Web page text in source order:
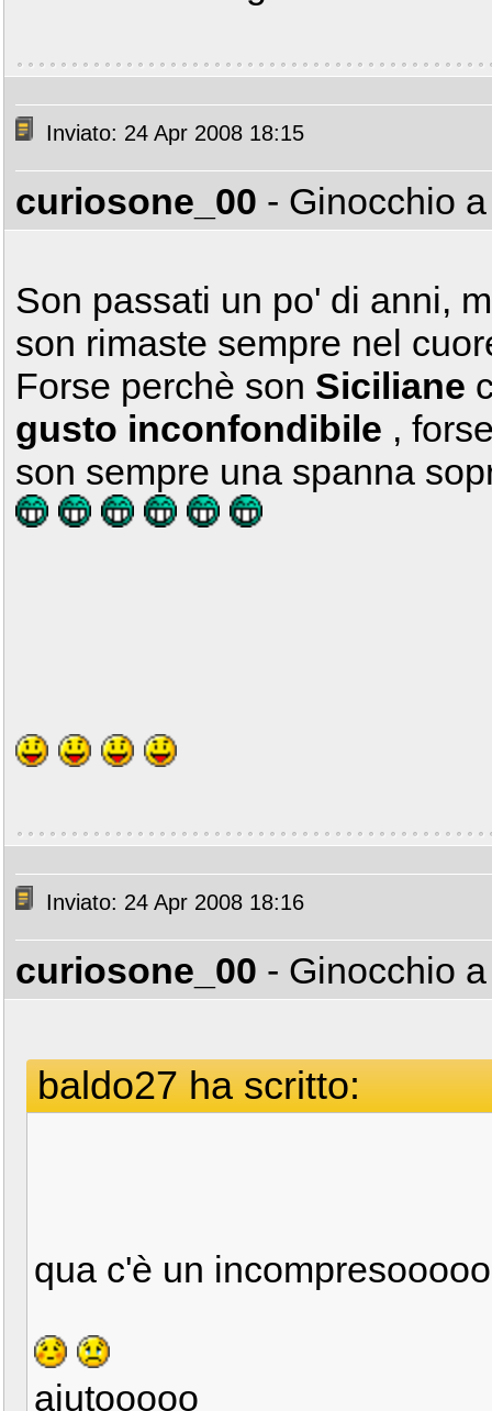
Inviato: 24 Apr 2008 18:15
curiosone_00 - Ginocchio
Son passati un po' di anni,
son rimaste sempre nel
Forse perchè son Siciliane
gusto inconfondibile ,
son sempre una spanna
Inviato: 24 Apr 2008 18:16
curiosone_00 - Ginocchio
baldo27 ha scritto:
qua c'è un
aiutooooo